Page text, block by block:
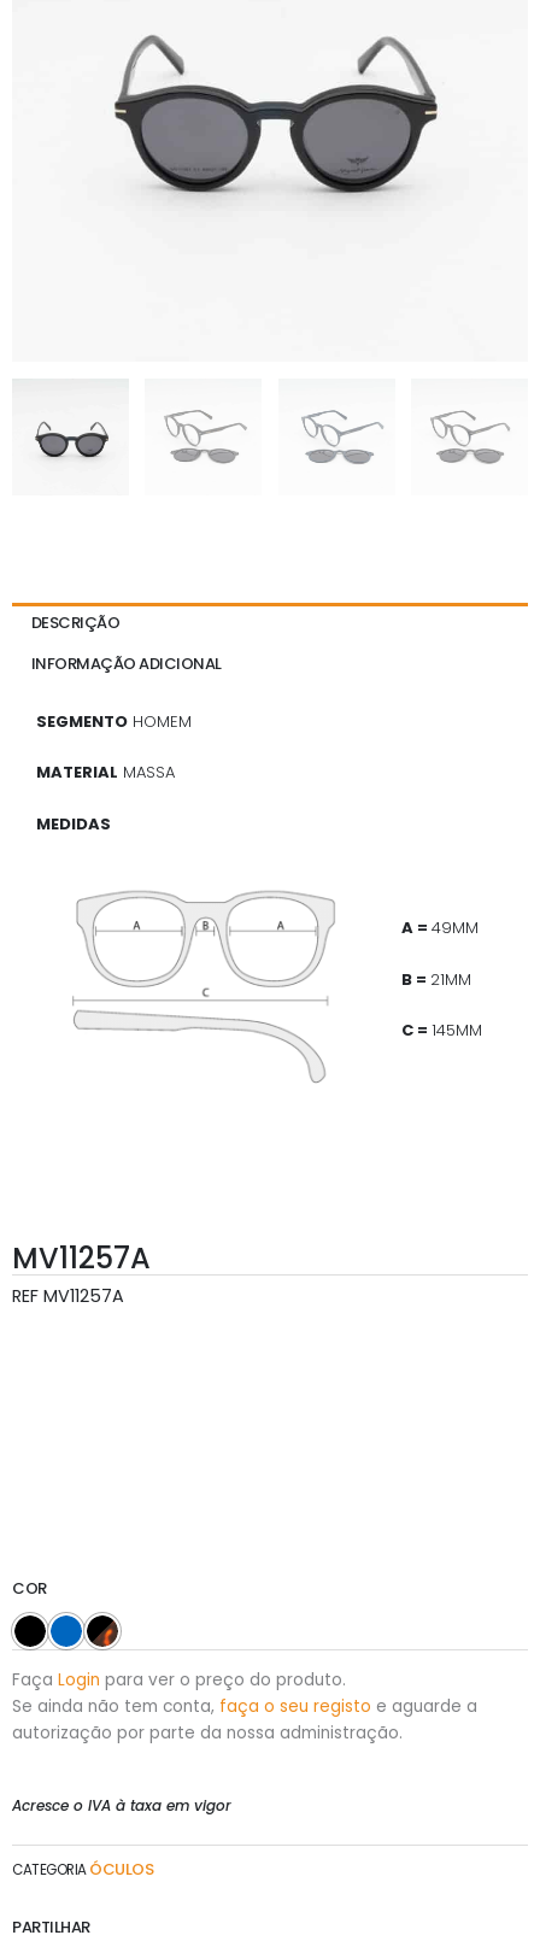
DESCRIÇÃO
INFORMAÇÃO ADICIONAL
SEGMENTO HOMEM
MATERIAL MASSA
MEDIDAS
A = 49MM
B = 21MM
C = 145MM
MV11257A
REF MV11257A
COR
Faça Login para ver o preço do produto.
Se ainda não tem conta, faça o seu registo e aguarde a
autorização por parte da nossa administração.
Acresce o IVA à taxa em vigor
CATEGORIA ÓCULOS
PARTILHAR